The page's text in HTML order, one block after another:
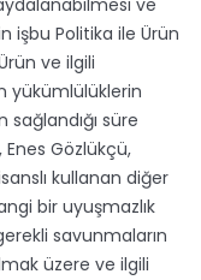
ve
işbu Politika ile Ürün
ve ilgili
yükümlülüklerin
süre
Gözlükçü,
kullanan diğer
bir uyuşmazlık
savunmaların
üzere ve ilgili